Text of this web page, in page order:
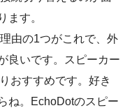
ます。
由の1つがこれで、外
良いです。スピーカー
おすすめです。好き
ね。EchoDotのスピー